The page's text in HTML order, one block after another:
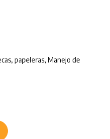
papeleras, Manejo de